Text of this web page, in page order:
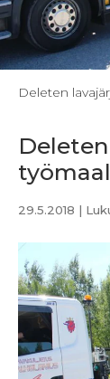
Deleten
29.5.2018 |